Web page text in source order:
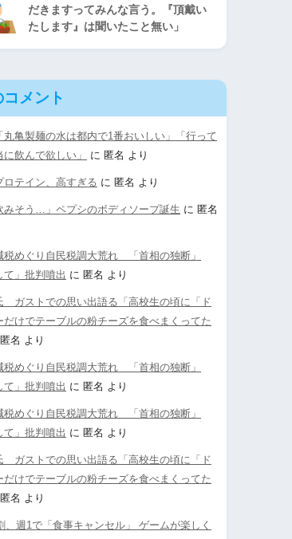
だきますってみんな言う。『頂戴い
たします』は聞いたこと無い」
メント
丸亀製麺の水は都内で1番おいしい」「行って
飲んで欲しい」
に 匿名 より
ロテイン、高すぎる に 匿名 より
みそう…」ペプシのボディソープ誕生 に 匿名
税めぐり自民税調大荒れ 「首相の独断」
て」批判噴出 に 匿名 より
ガストでの思い出語る「高校生の頃に「ド
だけでテーブルの粉チーズを食べまくってた
匿名 より
税めぐり自民税調大荒れ 「首相の独断」
て」批判噴出 に 匿名 より
税めぐり自民税調大荒れ 「首相の独断」
て」批判噴出 に 匿名 より
ガストでの思い出語る「高校生の頃に「ド
だけでテーブルの粉チーズを食べまくってた
匿名 より
、週1で「食事キャンセル」 ゲームが楽しく